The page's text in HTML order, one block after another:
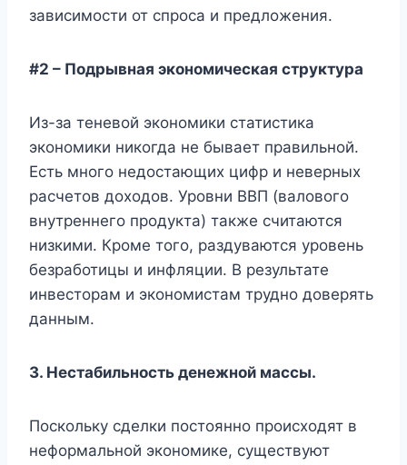
зависимости от спроса и предложения.
#2 – Подрывная экономическая структура
Из-за теневой экономики статистика
экономики никогда не бывает правильной.
Есть много недостающих цифр и неверных
расчетов доходов. Уровни ВВП (валового
внутреннего продукта) также считаются
низкими. Кроме того, раздуваются уровень
безработицы и инфляции. В результате
инвесторам и экономистам трудно доверять
данным.
3. Нестабильность денежной массы.
Поскольку сделки постоянно происходят в
неформальной экономике, существуют